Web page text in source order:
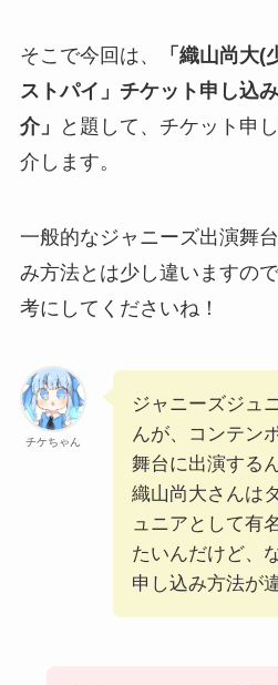
そこで今回は、
「織山尚大
ストパイ」チケット申し込
介」
と題して、チケット申
介します。
一般的なジャニーズ出演舞
み方法とは少し違いますの
考にしてくださいね！
チケちゃん
ジャニーズジュ
んが、コンテン
舞台に出演する
織山尚大さんは
ュニアとして有
たいんだけど、
申し込み方法が